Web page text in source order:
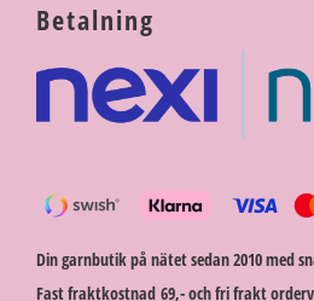
Betalning
Din garnbutik på nätet sedan 2010 med
Fast fraktkostnad 69,- och fri frakt